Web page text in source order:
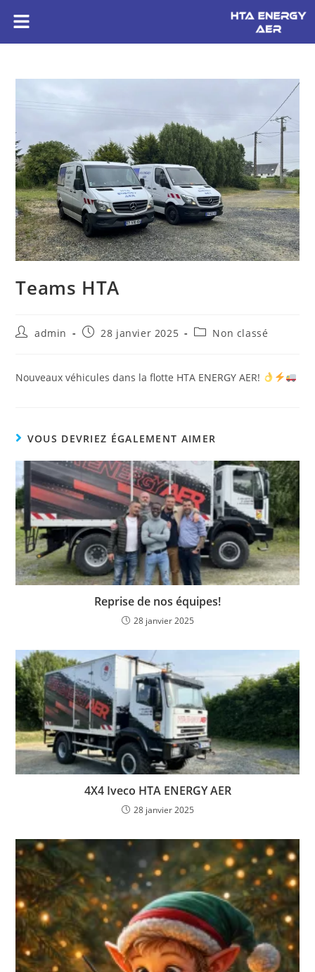
Teams HTA
admin 28 janvier 2025 Non classé
Nouveaux véhicules dans la flotte HTA ENERGY AER!
VOUS DEVRIEZ ÉGALEMENT AIMER
Reprise de nos équipes!
28 janvier 2025
4X4 Iveco HTA ENERGY AER
28 janvier 2025